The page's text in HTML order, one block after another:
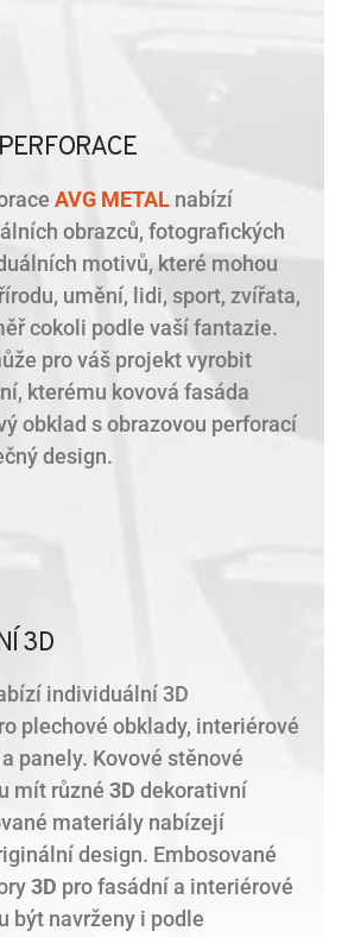
AVG METAL nabízí
obrazců, fotografických
motivů, které mohou
umění, lidi, sport, zvířata,
cokoli podle vaší fantazie.
pro váš projekt vyrobit
kterému kovová fasáda
obklad s obrazovou perforací
design.
3D
individuální 3D
plechové obklady, interiérové
panely. Kovové stěnové
mít různé 3D dekorativní
materiály nabízejí
design. Embosované
3D pro fasádní a interiérové ​​
být navrženy i podle